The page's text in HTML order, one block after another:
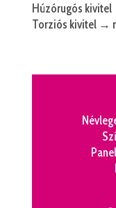
Húzórugós kivitel
Torziós kivitel →